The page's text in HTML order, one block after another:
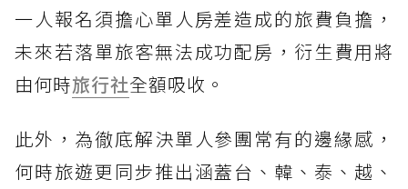
一人報名須擔心單人房差造成的旅費負擔，
未來若落單旅客無法成功配房，衍生費用將
由何時旅行社全額吸收。
此外，為徹底解決單人參團常有的邊緣感，
何時旅遊更同步推出涵蓋台、韓、泰、越、